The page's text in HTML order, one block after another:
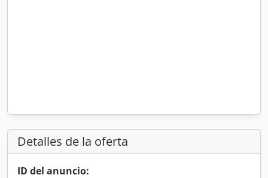
Detalles de la oferta
ID del anuncio: